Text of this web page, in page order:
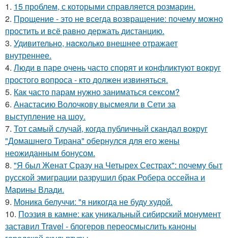
1. 15 проблем, с которыми справляется розмарин.
2. Прощение - это не всегда возвращение: почему можно
простить и всё равно держать дистанцию.
3. Удивительнo, нacколько внешнее отражает
внутреннее.
4. Люди в паре очень часто спорят и конфликтуют вокруг
простого вопроса - кто должен извиняться.
5. Как часто парам нужно заниматься сексом?
6. Анастасию Волочкову высмеяли в Сети за
выступление на шоу.
7. Тот самый случай, когда публичный скандал вокруг
"Домашнего Тирана" обернулся для его жены
неожиданным бонусом.
8. "Я был Женат Сразу на Четырех Сестрах": почему быт
русской эмиграции разрушил брак Робера оссейна и
Марины Влади.
9. Моника белуччи: "я никогда не буду худой.
10. Поэзия в камне: как уникальный сибирский монумент
заставил Travel - блогеров переосмыслить каноны